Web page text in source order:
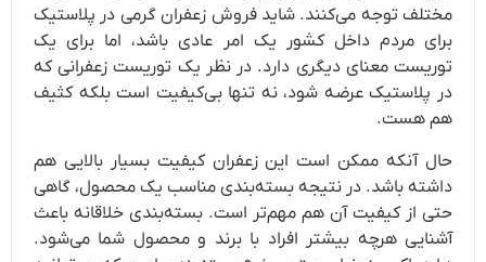
مختلف توجه می‌کنند. شاید فروش زعفران گرمی در پلاستیک
برای مردم داخل کشور یک امر عادی باشد، اما برای یک
توریست معنای دیگری دارد. در نظر یک توریست زعفرانی که
در پلاستیک عرضه شود، نه تنها بی‌کیفیت است بلکه کثیف
هم هست.
حال آنکه ممکن است این زعفران کیفیت بسیار بالایی هم
داشته باشد. در نتیجه بسته‌بندی مناسب یک محصول، گاهی
حتی از کیفیت آن هم مهم‌تر است. بسته‌بندی خلاقانه باعث
آشنایی هرچه بیشتر افراد با برند و محصول شما می‌شود.